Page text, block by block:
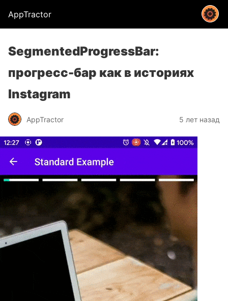
AppTractor
SegmentedProgressBar:
прогресс-бар как в историях
Instagram
AppTractor 5 лет назад